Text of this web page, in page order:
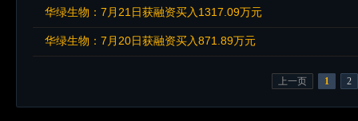
华绿生物：7月21日获融资买入1317.09万元
华绿生物：7月20日获融资买入871.89万元
上一页 1 2